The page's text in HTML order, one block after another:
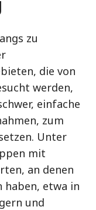
zu
die von
werden,
einfache
zum
Unter
mit
an denen
etwa in
und